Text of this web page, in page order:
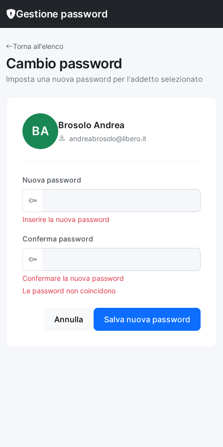
Gestione password
Torna all'elenco
Cambio password
Imposta una nuova password per l'addetto selezionato
BA Brosolo Andrea
andreabrosolo@libero.it
Nuova password
Inserire la nuova password
Conferma password
Confermare la nuova password
Le password non coincidono
Annulla